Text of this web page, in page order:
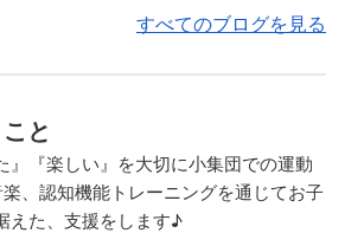
中になる
ルール
ありま
剣に取り
れました
全
ー！」と変化を楽しみ、
風船遊びでは、膨らませ
よう！！」と声を掛け合
がら、楽しく打ち合う姿
られました🎈 おやつに
すべてのブログを見る
と
』『楽しい』を大切に小集団での運動
、認知機能トレーニングを通じてお子
えた、支援をします♪